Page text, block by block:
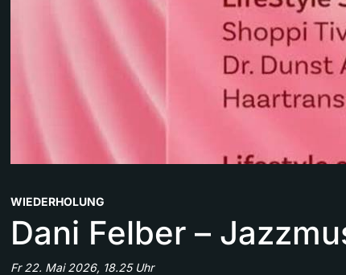
WIEDERHOLUNG
Dani Felber –
Fr 22. Mai 2026, 18.25 Uhr